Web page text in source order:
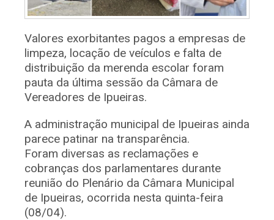
Valores exorbitantes pagos a empresas de
limpeza, locação de veículos e falta de
distribuição da merenda escolar foram
pauta da última sessão da Câmara de
Vereadores de Ipueiras.
A administração municipal de Ipueiras ainda
parece patinar na transparência.
Foram diversas as reclamações e
cobranças dos parlamentares durante
reunião do Plenário da Câmara Municipal
de Ipueiras, ocorrida nesta quinta-feira
(08/04).